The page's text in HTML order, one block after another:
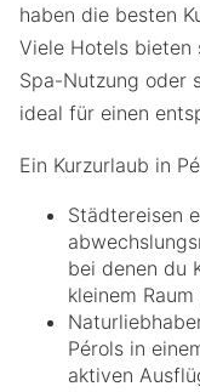
haben die besten
Viele Hotels bieten
Spa-Nutzung oder
ideal für einen
Ein Kurzurlaub in
Städtereisen
bei denen du
kleinem
Pérols in
aktiven